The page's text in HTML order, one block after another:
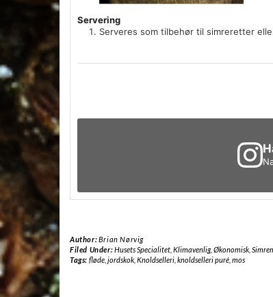
Servering
Serveres som tilbehør til simreretter
Author:Brian Nørvig
Filed Under:Husets Specialitet, Klimavenlig, Økonomisk,
Tags: fløde, jordskok, Knoldselleri, knoldselleri puré, mos